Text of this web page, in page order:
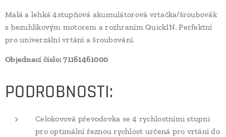
Malá a lehká 4stupňová akumulátorová vrtačka/šroubovák
s bezuhlíkovým motorem a rozhraním QuickIN. Perfektní
pro univerzální vrtání a šroubování.
Objednací číslo: 71161461000
PODROBNOSTI:
Celokovová převodovka se 4 rychlostními stupni
pro optimální řeznou rychlost určená pro vrtání do